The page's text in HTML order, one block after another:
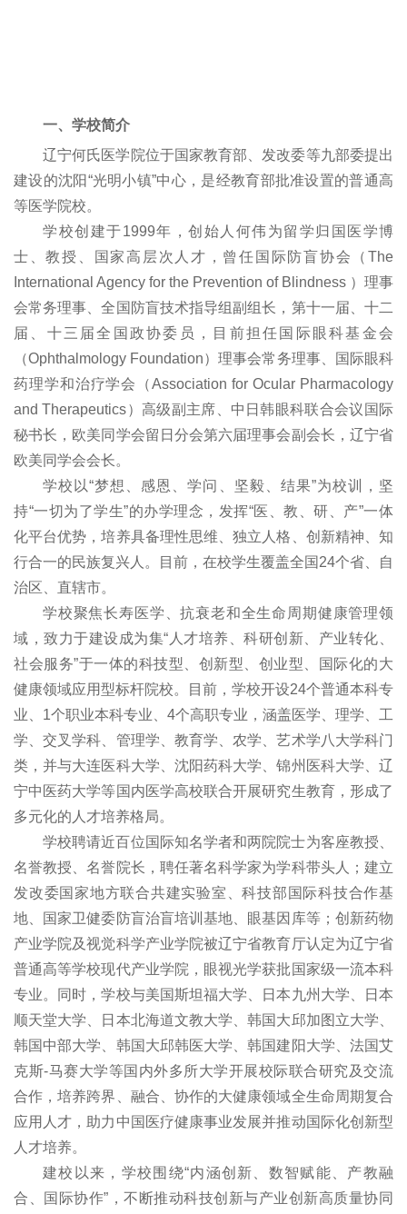
一、学校简介
辽宁何氏医学院位于国家教育部、发改委等九部委提出
建设的沈阳“光明小镇”中心，是经教育部批准设置的普通高
等医学院校。
学校创建于1999年，创始人何伟为留学归国医学博
士、教授、国家高层次人才，曾任国际防盲协会（The
International Agency for the Prevention of Blindness ）理事
会常务理事、全国防盲技术指导组副组长，第十一届、十二
届、十三届全国政协委员，目前担任国际眼科基金会
（Ophthalmology Foundation）理事会常务理事、国际眼科
药理学和治疗学会（Association for Ocular Pharmacology
and Therapeutics）高级副主席、中日韩眼科联合会议国际
秘书长，欧美同学会留日分会第六届理事会副会长，辽宁省
欧美同学会会长。
学校以“梦想、感恩、学问、坚毅、结果”为校训，坚
持“一切为了学生”的办学理念，发挥“医、教、研、产”一体
化平台优势，培养具备理性思维、独立人格、创新精神、知
行合一的民族复兴人。目前，在校学生覆盖全国24个省、自
治区、直辖市。
学校聚焦长寿医学、抗衰老和全生命周期健康管理领
域，致力于建设成为集“人才培养、科研创新、产业转化、
社会服务”于一体的科技型、创新型、创业型、国际化的大
健康领域应用型标杆院校。目前，学校开设24个普通本科专
业、1个职业本科专业、4个高职专业，涵盖医学、理学、工
学、交叉学科、管理学、教育学、农学、艺术学八大学科门
类，并与大连医科大学、沈阳药科大学、锦州医科大学、辽
宁中医药大学等国内医学高校联合开展研究生教育，形成了
多元化的人才培养格局。
学校聘请近百位国际知名学者和两院院士为客座教授、
名誉教授、名誉院长，聘任著名科学家为学科带头人；建立
发改委国家地方联合共建实验室、科技部国际科技合作基
地、国家卫健委防盲治盲培训基地、眼基因库等；创新药物
产业学院及视觉科学产业学院被辽宁省教育厅认定为辽宁省
普通高等学校现代产业学院，眼视光学获批国家级一流本科
专业。同时，学校与美国斯坦福大学、日本九州大学、日本
顺天堂大学、日本北海道文教大学、韩国大邱加图立大学、
韩国中部大学、韩国大邱韩医大学、韩国建阳大学、法国艾
克斯-马赛大学等国内外多所大学开展校际联合研究及交流
合作，培养跨界、融合、协作的大健康领域全生命周期复合
应用人才，助力中国医疗健康事业发展并推动国际化创新型
人才培养。
建校以来，学校围绕“内涵创新、数智赋能、产教融
合、国际协作”，不断推动科技创新与产业创新高质量协同